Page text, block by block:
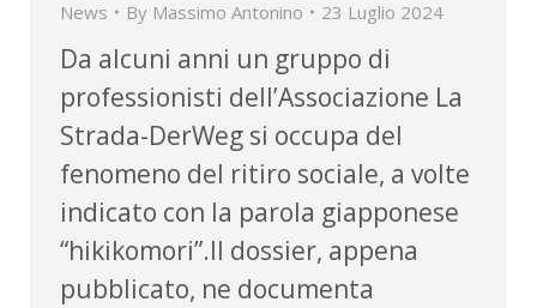
News By Massimo Antonino 23 Luglio 2024
Da alcuni anni un gruppo di
professionisti dell’Associazione La
Strada-DerWeg si occupa del
fenomeno del ritiro sociale, a volte
indicato con la parola giapponese
“hikikomori”.Il dossier, appena
pubblicato, ne documenta